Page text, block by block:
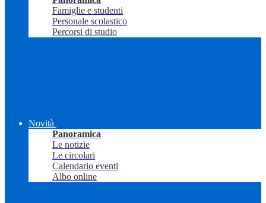
Famiglie e studenti
Personale scolastico
Percorsi di studio
Novità
Panoramica
Le notizie
Le circolari
Calendario eventi
Albo online